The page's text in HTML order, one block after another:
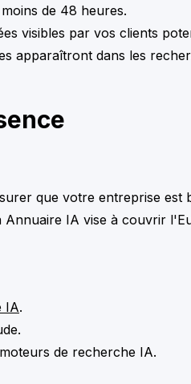
de 48 heures.
visibles par vos clients
apparaîtront dans les
que votre entreprise
IA vise à couvrir
IA.
de recherche IA.